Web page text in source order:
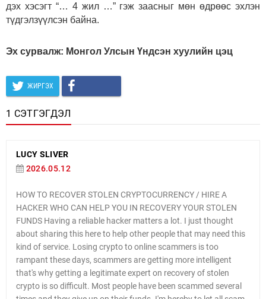
дэх хэсэгт “… 4 жил …” гэж заасныг мөн өдрөөс эхлэн
түдгэлзүүлсэн байна.
Эх сурвалж: Монгол Улсын Үндсэн хуулийн цэц
ЖИРГЭХ
1 СЭТГЭГДЭЛ
LUCY SLIVER
2026.05.12
HOW TO RECOVER STOLEN CRYPTOCURRENCY / HIRE A
HACKER WHO CAN HELP YOU IN RECOVERY YOUR STOLEN
FUNDS Having a reliable hacker matters a lot. I just thought
about sharing this here to help other people that may need this
kind of service. Losing crypto to online scammers is too
rampant these days, scammers are getting more intelligent
that's why getting a legitimate expert on recovery of stolen
crypto is so difficult. Most people have been scammed several